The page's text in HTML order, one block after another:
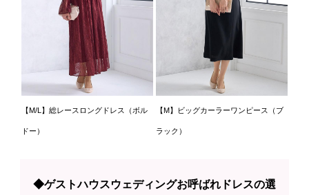
【M/L】総レースロングドレス（ボル
ドー）
【M】ビッグカーラーワンピース（ブ
ラック）
◆ゲストハウスウェディングお呼ばれドレスの選